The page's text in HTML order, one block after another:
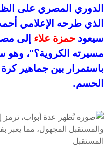
الدوري المصري على
الذي طرحه الإعلامي
سيعود حمزة علاء إلى
مسيرته الكروية؟"، وهو
باستمرار بين جماهير
الحسم.